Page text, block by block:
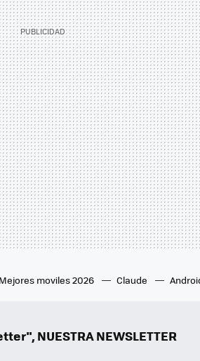
Mejores moviles 2026 Claude
NUESTRA NEWSLETTER